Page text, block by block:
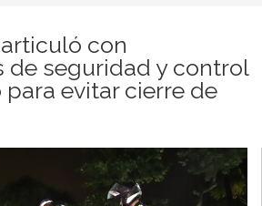
con
de seguridad y control
evitar cierre de